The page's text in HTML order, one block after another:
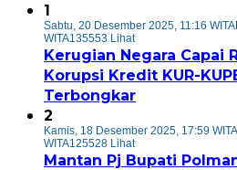
1
Sabtu, 20 Desember 2025, 11:16 WITA
WITA135553 Lihat
Kerugian Negara Capai
Korupsi Kredit KUR-
Terbongkar
2
Kamis, 18 Desember 2025, 17:59 WITA
WITA125528 Lihat
Mantan Pj Bupati